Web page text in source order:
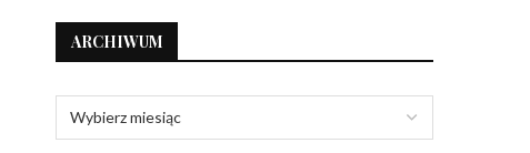
ARCHIWUM